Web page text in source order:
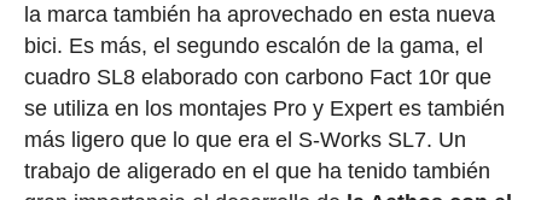
la marca también ha aprovechado en esta nueva
bici. Es más, el segundo escalón de la gama, el
cuadro SL8 elaborado con carbono Fact 10r que
se utiliza en los montajes Pro y Expert es también
más ligero que lo que era el S-Works SL7. Un
trabajo de aligerado en el que ha tenido también